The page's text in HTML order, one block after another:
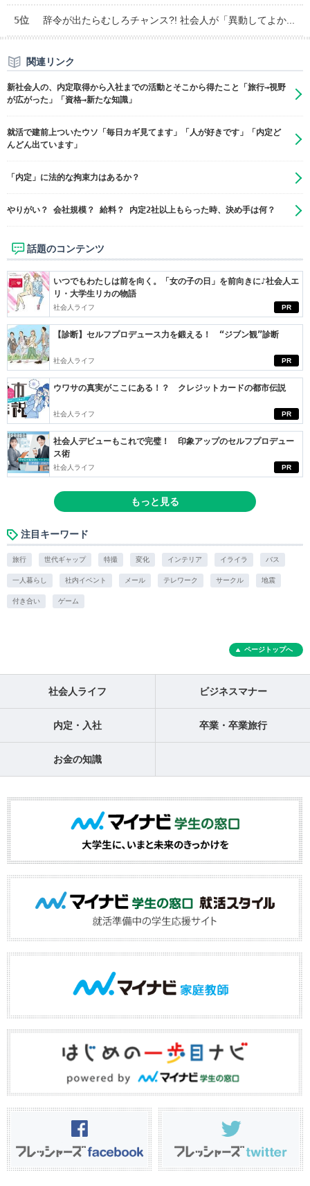
5位 辞令が出たらむしろチャンス?! 社会人が「異動してよか...
関連リンク
新社会人の、内定取得から入社までの活動とそこから得たこと「旅行→視野
が広がった」「資格→新たな知識」
就活で建前上ついたウソ「毎日カギ見てます」「人が好きです」「内定ど
んどん出ています」
「内定」に法的な拘束力はあるか？
やりがい？ 会社規模？ 給料？ 内定2社以上もらった時、決め手は何？
話題のコンテンツ
PR
いつでもわたしは前を向く。「女の子の日」を前向きに♪社会人エ
リ・大学生リカの物語
社会人ライフ
PR
【診断】セルフプロデュース力を鍛える！ “ジブン観”診断
社会人ライフ
PR
ウワサの真実がここにある！？ クレジットカードの都市伝説
社会人ライフ
PR
社会人デビューもこれで完璧！ 印象アップのセルフプロデュー
ス術
社会人ライフ
もっと見る
注目キーワード
旅行 世代ギャップ 特撮 変化 インテリア イライラ バス
一人暮らし 社内イベント メール テレワーク サークル 地震
付き合い ゲーム
ページトップへ
社会人ライフ ビジネスマナー
内定・入社 卒業・卒業旅行
お金の知識